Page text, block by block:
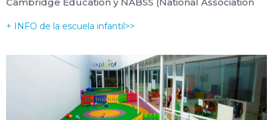
+ INFO de la escuela infantil>>